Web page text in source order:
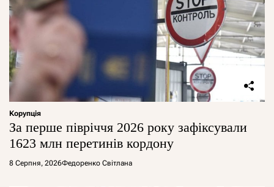
Корупція
За перше півріччя 2026 року зафіксували
1623 млн перетинів кордону
8 Серпня, 2026Федоренко Світлана